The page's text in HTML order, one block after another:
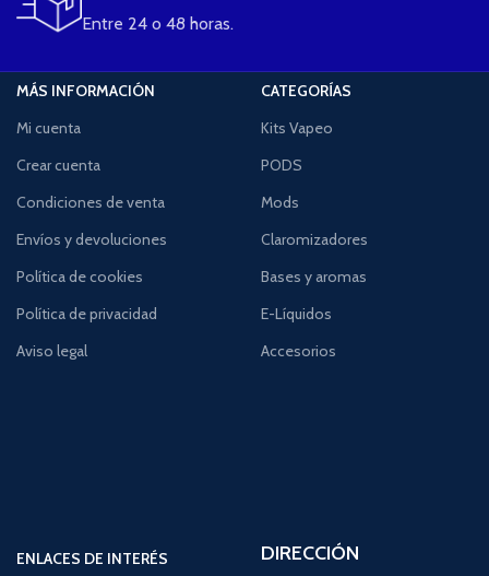
Entre 24 o 48 horas.
MÁS INFORMACIÓN
Mi cuenta
Crear cuenta
Condiciones de venta
Envíos y devoluciones
Política de cookies
Política de privacidad
Aviso legal
CATEGORÍAS
Kits Vapeo
PODS
Mods
Claromizadores
Bases y aromas
E-Líquidos
Accesorios
ENLACES DE INTERÉS
DIRECCIÓN